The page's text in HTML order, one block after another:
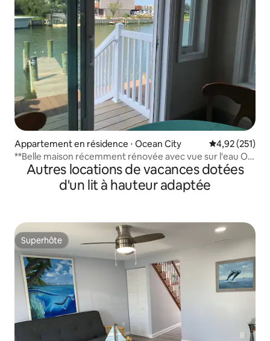
Appartement en résidence ⋅ Ocean City Évaluation
4,92 (251)
**Belle maison récemment rénovée avec vue sur l'eau OC
MD*Autres locations de vacances dotées
d'un lit à hauteur adaptée
Superhôte
Superhôte